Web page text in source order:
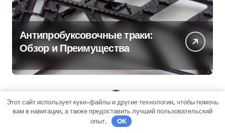
Антипробуксовочные траки:
Обзор и Преимущества
Дача, участок
Этот сайт использует куки-файлы и другие технологии, чтобы помочь
вам в навигации, а также предоставить лучший пользовательский
опыт.
OK